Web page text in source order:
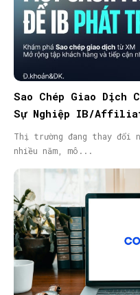
Sao Chép Giao Dịch
Sự Nghiệp IB/
Thị trường đang thay đổi
nhiều năm, mô...